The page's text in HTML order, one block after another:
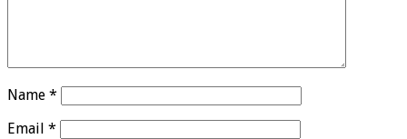
Name *
Email *